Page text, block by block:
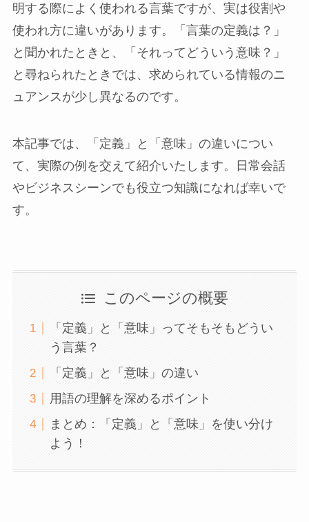
明する際によく使われる言葉ですが、実は役割や
使われ方に違いがあります。「言葉の定義は？」
と聞かれたときと、「それってどういう意味？」
と尋ねられたときでは、求められている情報のニ
ュアンスが少し異なるのです。
本記事では、「定義」と「意味」の違いについ
て、実際の例を交えて紹介いたします。日常会話
やビジネスシーンでも役立つ知識になれば幸いで
す。
このページの概要
「定義」と「意味」ってそもそもどうい
う言葉？
「定義」と「意味」の違い
用語の理解を深めるポイント
まとめ：「定義」と「意味」を使い分け
よう！